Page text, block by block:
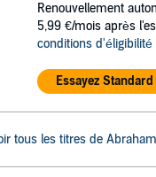
Renouvellement
5,99 €/mois après
conditions d'éligibilité
Essayez
tous les titres de